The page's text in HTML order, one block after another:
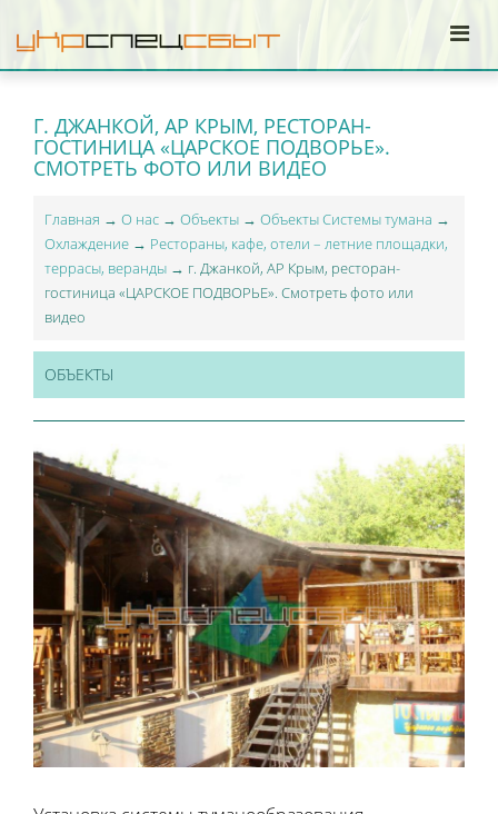
Г. ДЖАНКОЙ, АР КРЫМ, РЕСТОРАН-
ГОСТИНИЦА «ЦАРСКОЕ ПОДВОРЬЕ».
СМОТРЕТЬ ФОТО ИЛИ ВИДЕО
Главная → О нас → Объекты → Объекты Системы тумана →
Охлаждение → Рестораны, кафе, отели – летние площадки,
террасы, веранды → г. Джанкой, АР Крым, ресторан-
гостиница «ЦАРСКОЕ ПОДВОРЬЕ». Смотреть фото или
видео
ОБЪЕКТЫ